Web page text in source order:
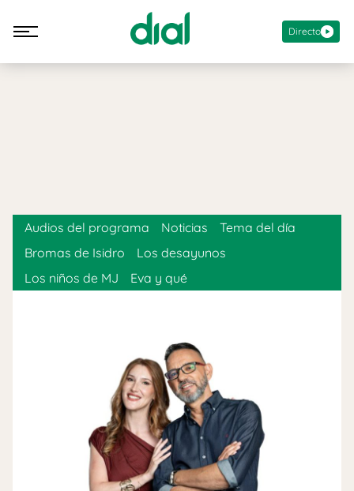
Directo
Audios del programa Noticias
Tema del día
Bromas de Isidro
Los desayunos
Los niños de MJ
Eva y qué